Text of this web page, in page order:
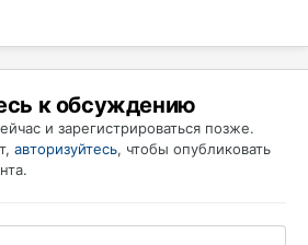
к обсуждению
и зарегистрироваться позже.
авторизуйтесь, чтобы опубликовать